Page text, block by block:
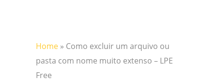
Home » Como excluir um arquivo ou
pasta com nome muito extenso – LPE
Free